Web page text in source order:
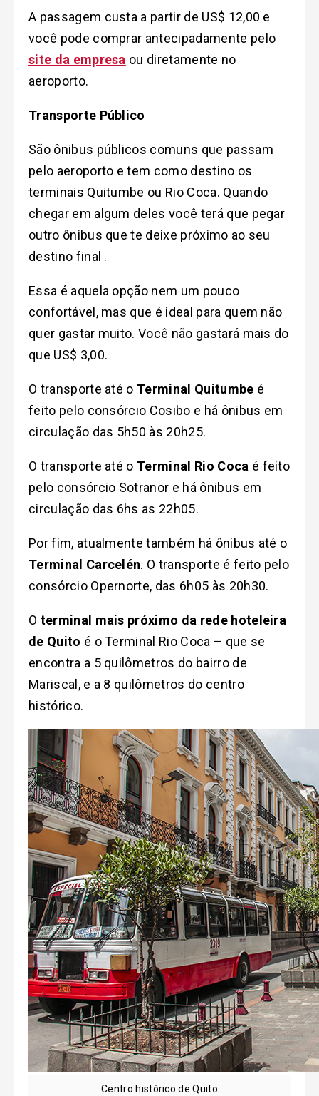
A passagem custa a partir de US$ 12,00 e
você pode comprar antecipadamente pelo
site da empresa ou diretamente no
aeroporto.
Transporte Público
São ônibus públicos comuns que passam
pelo aeroporto e tem como destino os
terminais Quitumbe ou Rio Coca. Quando
chegar em algum deles você terá que pegar
outro ônibus que te deixe próximo ao seu
destino final .
Essa é aquela opção nem um pouco
confortável, mas que é ideal para quem não
quer gastar muito. Você não gastará mais do
que US$ 3,00.
O transporte até o Terminal Quitumbe é
feito pelo consórcio Cosibo e há ônibus em
circulação das 5h50 às 20h25.
O transporte até o Terminal Rio Coca é feito
pelo consórcio Sotranor e há ônibus em
circulação das 6hs as 22h05.
Por fim, atualmente também há ônibus até o
Terminal Carcelén. O transporte é feito pelo
consórcio Opernorte, das 6h05 às 20h30.
O terminal mais próximo da rede hoteleira
de Quito é o Terminal Rio Coca – que se
encontra a 5 quilômetros do bairro de
Mariscal, e a 8 quilômetros do centro
histórico.
Centro histórico de Quito